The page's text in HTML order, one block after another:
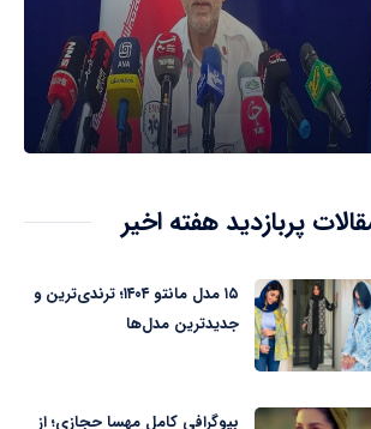
پربازدید هفته اخیر
۱۵ مدل مانتو ۱۴۰۴؛ ترندی‌ترین و
جدیدترین مدل‌ها
بیوگرافی کامل مهسا حجازی؛ از